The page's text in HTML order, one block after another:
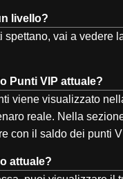
livello?
spettano, vai a vedere
Punti VIP attuale?
viene visualizzato
reale. Nella
con il saldo dei punti
attuale?